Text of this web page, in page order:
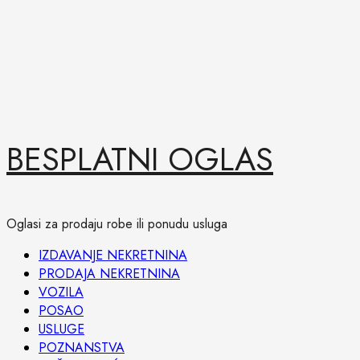
Skip
to
content
BESPLATNI OGLAS
Oglasi za prodaju robe ili ponudu usluga
Primary
Menu
IZDAVANJE NEKRETNINA
PRODAJA NEKRETNINA
VOZILA
POSAO
USLUGE
POZNANSTVA